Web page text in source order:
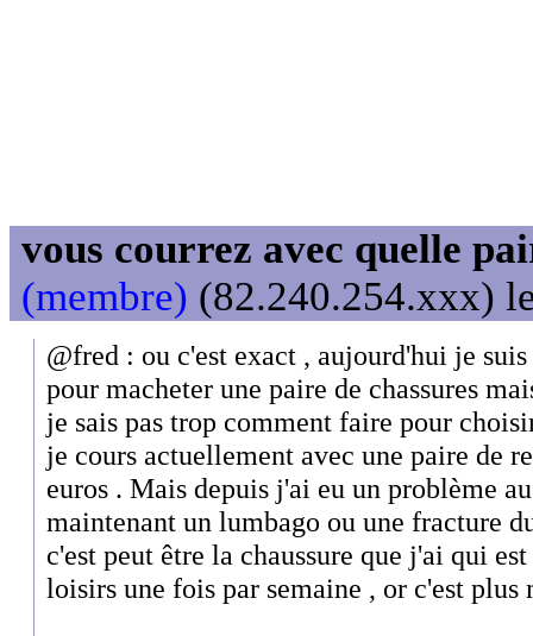
vous courrez avec quelle
(membre) (82.240.254.xxx)
@fred : ou c'est exact , aujourd'hui je
pour macheter une paire de chassures
je sais pas trop comment faire pour
je cours actuellement avec une paire de
euros . Mais depuis j'ai eu un problème
maintenant un lumbago ou une fracture
c'est peut être la chaussure que j'ai qui
loisirs une fois par semaine , or c'est plus